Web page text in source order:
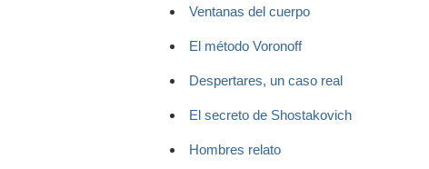
Ventanas del cuerpo
El método Voronoff
Despertares, un caso real
El secreto de Shostakovich
Hombres relato